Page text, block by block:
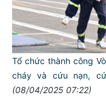
Tổ chức thành công
cháy và cứu nạn,
(08/04/2025 07:22)